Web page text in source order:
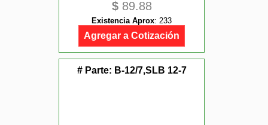
$89.88
Existencia Aprox: 233
Agregar a Cotización
# Parte: B-12/7,SLB 12-7